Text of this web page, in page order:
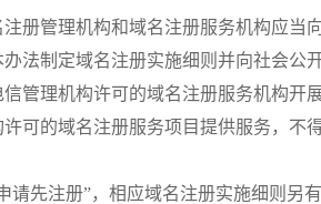
册管理机构和域名注册服务机构应当
法制定域名注册实施细则并向社会公开
管理机构许可的域名注册服务机构开
可的域名注册服务项目提供服务，不
先注册”，相应域名注册实施细则另